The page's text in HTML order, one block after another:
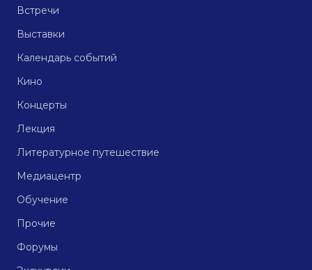
Встречи
Выставки
Календарь событий
Кино
Концерты
Лекция
Литературное путешествие
Медиацентр
Обучение
Прочие
Форумы